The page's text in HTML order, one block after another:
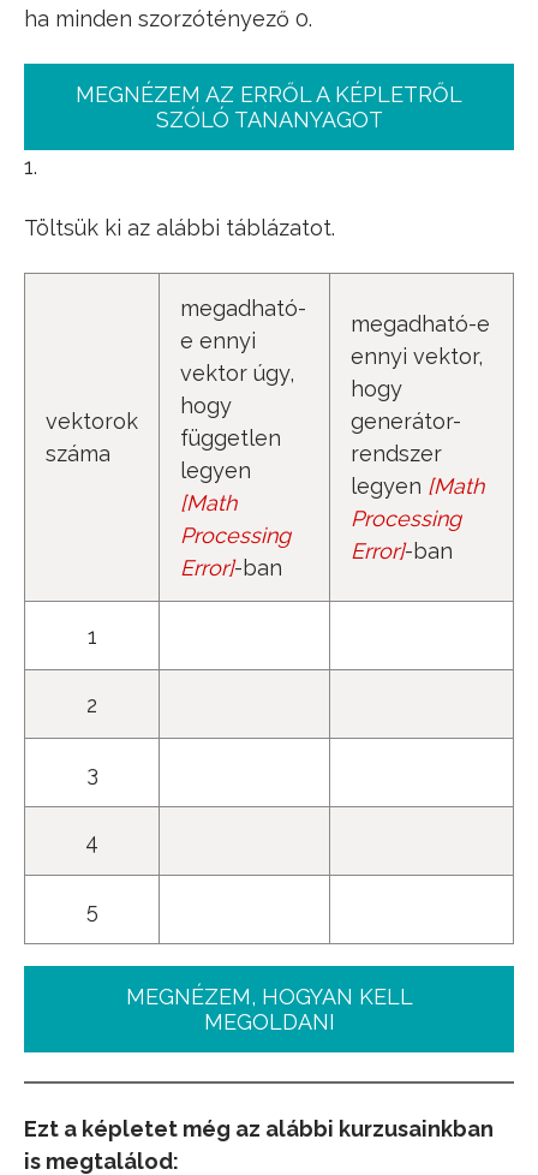
ha minden szorzótényező 0.
MEGNÉZEM AZ ERRŐL A KÉPLETRŐL
SZÓLÓ TANANYAGOT
1.
Töltsük ki az alábbi táblázatot.
vektorok
száma
megadható-
e ennyi
vektor úgy,
hogy
független
legyen
[Math
Processing
Error]
R3
-ban
megadható-e
ennyi vektor,
hogy
generátor-
rendszer
legyen [Math
Processing
Error]
R3
-ban
1
2
3
4
5
MEGNÉZEM, HOGYAN KELL
MEGOLDANI
Ezt a képletet még az alábbi kurzusainkban
is megtalálod: